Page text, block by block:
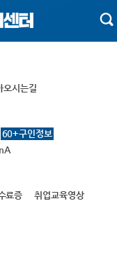
오시는길
60+구인정보
료증 취업교육영상